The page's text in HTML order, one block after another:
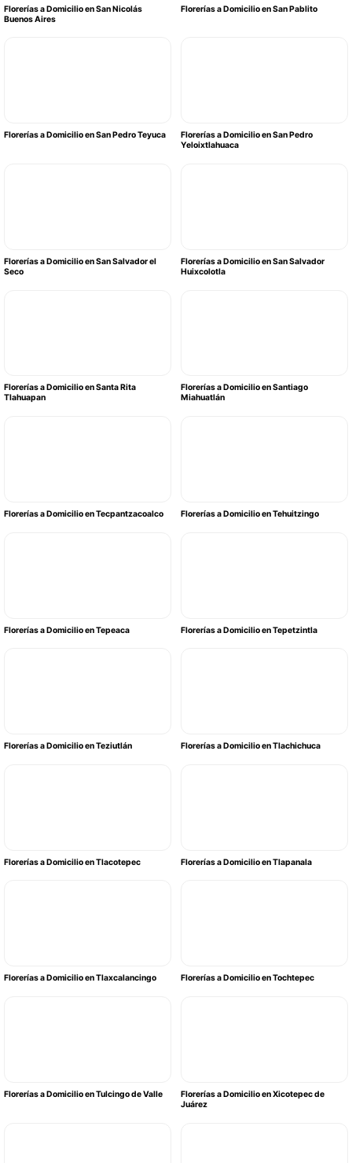
Florerías a Domicilio en San Nicolás
Buenos Aires
Florerías a Domicilio en San Pablito
Florerías a Domicilio en San Pedro Teyuca
Florerías a Domicilio en San Pedro
Yeloixtlahuaca
Florerías a Domicilio en San Salvador el
Seco
Florerías a Domicilio en San Salvador
Huixcolotla
Florerías a Domicilio en Santa Rita
Tlahuapan
Florerías a Domicilio en Santiago
Miahuatlán
Florerías a Domicilio en Tecpantzacoalco Florerías a Domicilio en Tehuitzingo
Florerías a Domicilio en Tepeaca Florerías a Domicilio en Tepetzintla
Florerías a Domicilio en Teziutlán Florerías a Domicilio en Tlachichuca
Florerías a Domicilio en Tlacotepec Florerías a Domicilio en Tlapanala
Florerías a Domicilio en Tlaxcalancingo Florerías a Domicilio en Tochtepec
Florerías a Domicilio en Tulcingo de Valle
Florerías a Domicilio en Xicotepec de
Juárez